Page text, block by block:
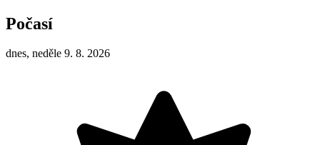
Počasí
dnes, neděle 9. 8. 2026